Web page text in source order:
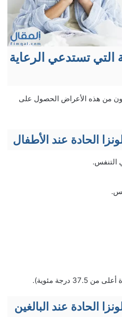
التي تستدعي الرعاية
من هذه الأعراض الحصول على
الحادة عند الأطفال
التنفس.
درجة مئوية).
الحادة عند البالغين